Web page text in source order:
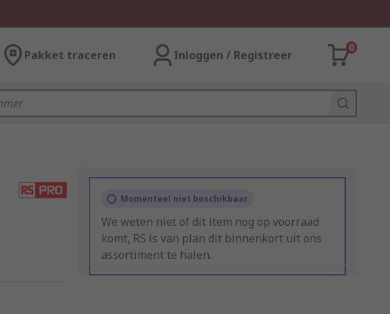
Pakket traceren Inloggen / Registreer
0
Momenteel niet beschikbaar
We weten niet of dit item nog op voorraad
komt, RS is van plan dit binnenkort uit ons
assortiment te halen.